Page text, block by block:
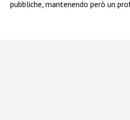
pubbliche, mantenendo però un